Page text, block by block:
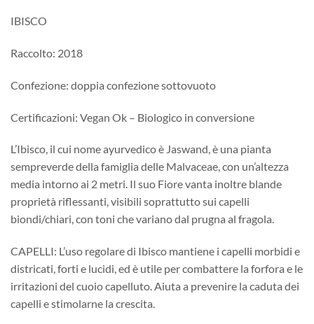
IBISCO
Raccolto: 2018
Confezione: doppia confezione sottovuoto
Certificazioni: Vegan Ok – Biologico in conversione
L’Ibisco, il cui nome ayurvedico è Jaswand, è una pianta
sempreverde della famiglia delle Malvaceae, con un’altezza
media intorno ai 2 metri. Il suo Fiore vanta inoltre blande
proprietà riflessanti, visibili soprattutto sui capelli
biondi/chiari, con toni che variano dal prugna al fragola.
CAPELLI: L’uso regolare di Ibisco mantiene i capelli morbidi e
districati, forti e lucidi, ed è utile per combattere la forfora e le
irritazioni del cuoio capelluto. Aiuta a prevenire la caduta dei
capelli e stimolarne la crescita.